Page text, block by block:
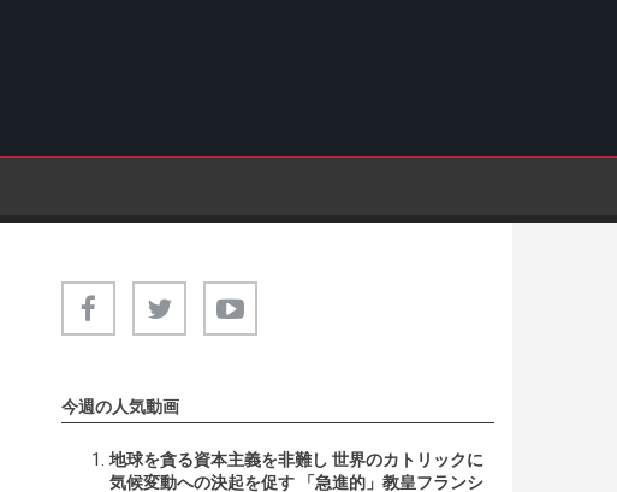
今週の人気動画
地球を貪る資本主義を非難し 世界のカトリックに
気候変動への決起を促す 「急進的」教皇フランシ